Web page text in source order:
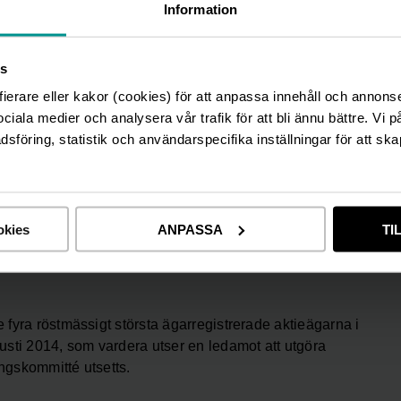
Information
eller kakor (cookies) för att anpassa innehåll och
medier och analysera vår trafik för att bli ännu bättre. Vi
statistik och användarspecifika inställningar för att
ANPASSA
(publ) på Lisebergsteatern i Göteborg och där
28,8 msek, till aktieägarna och 101,9 msek
Bo Wallblom och Mats Wedin samt nyval av
röstmässigt största ägarregistrerade aktieägarna i
2014, som vardera utser en ledamot att utgöra
utsetts.